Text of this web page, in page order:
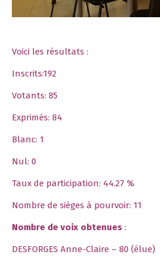
Voici les résultats :
Inscrits:192
Votants: 85
Exprimés: 84
Blanc: 1
Nul: 0
Taux de participation: 44.27 %
Nombre de sièges à pourvoir: 11
Nombre de voix obtenues :
DESFORGES Anne-Claire – 80 (élue)